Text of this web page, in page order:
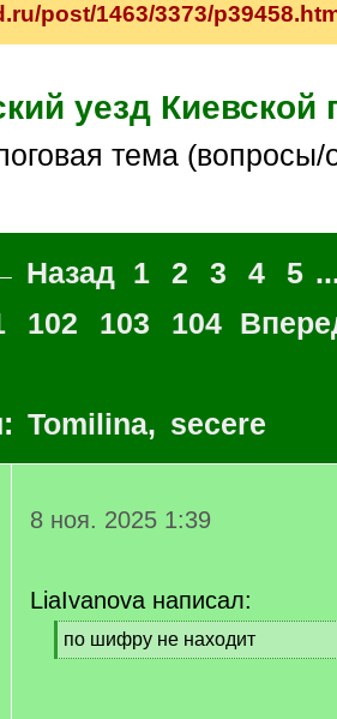
post/1463/3373/
уезд Киевской
тема (вопросы/
Назад 1 2 3 4 5
102 103 104
Tomilina, secere
8 ноя. 2025 1:39
LiaIvanova написал:
[
q
по шифру не находит
[